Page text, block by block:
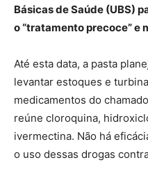
Básicas de Saúde (UBS)
o “tratamento precoce” e
Até esta data, a pasta
levantar estoques e
medicamentos do
reúne cloroquina,
ivermectina. Não há
o uso dessas drogas